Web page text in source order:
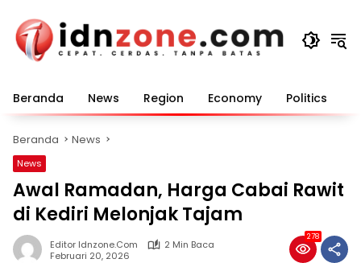
konten
Beranda News Region Economy Politics
Beranda News
News
Awal Ramadan, Harga Cabai Rawit
di Kediri Melonjak Tajam
Editor Idnzone.com
2 Min Baca
Februari 20, 2026
278